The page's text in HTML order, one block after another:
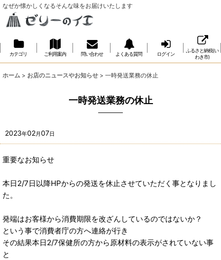
なぜか懐かしくなるそんな味をお届けいたします
カテゴリ ご利用案内 問い合わせ よくある質問 ログイン
ふるさと納税(い
わき市)
ホーム > お店のニュースやお知らせ > 一時発送業務の休止
一時発送業務の休止
2023年02月 07日
重要なお知らせ
本日2/7日以降HPからの発送を休止させていただく事となりまし
た。
発端はお客様から消費期限を改ざんしているのではないか？
という事で消費者庁の方へ連絡が行き
その結果本日2/7保健所の方から原材料の表示がされていない事
と